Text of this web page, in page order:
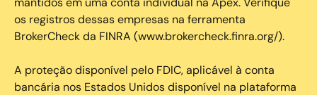
os registros dessas empresas na ferramenta
BrokerCheck da FINRA (www.brokercheck.finra.org/).
A proteção disponível pelo FDIC, aplicável à conta
bancária nos Estados Unidos disponível na plataforma